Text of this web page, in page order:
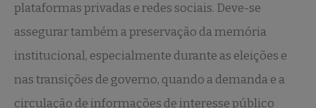
plataformas privadas e redes sociais. Deve-se
assegurar também a preservação da memória
institucional, especialmente durante as eleições e
nas transições de governo, quando a demanda e a
circulação de informações de interesse público